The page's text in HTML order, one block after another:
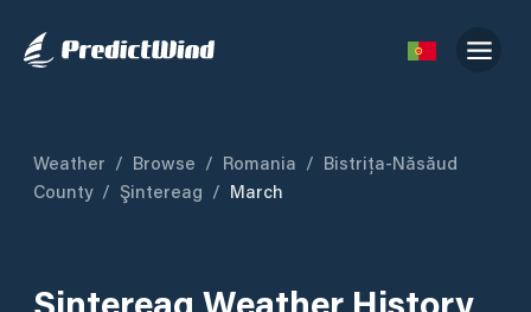
Weather / Browse / Romania / Bistrița-Năsăud
County / Şintereag / March
Şintereag Weather History